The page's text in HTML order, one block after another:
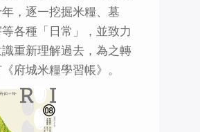
，逐一挖掘米糧、墓
各種「日常」，並致力
重新理解過去，為之轉
府城米糧學習帳》。